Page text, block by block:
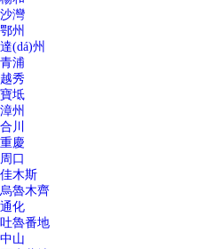
沙灣
鄂州
達(dá)州
青浦
越秀
寶坻
漳州
合川
重慶
周口
佳木斯
烏魯木齊
通化
吐魯番地
中山